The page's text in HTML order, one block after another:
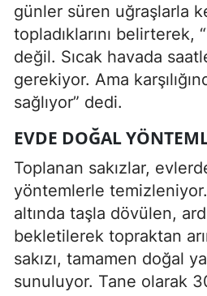
günler süren uğraşlarla
topladıklarını belirterek,
değil. Sıcak havada
gerekiyor. Ama
sağlıyor” dedi.
EVDE DOĞAL
Toplanan sakızlar,
yöntemlerle
altında taşla dövülen,
bekletilerek topraktan
sakızı, tamamen doğal
sunuluyor. Tane olarak